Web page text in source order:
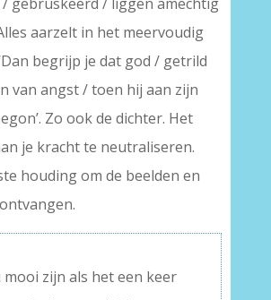
aarzelt in het meervoudig
begrijp je dat god / getrild
van angst / toen hij aan zijn
Zo ook de dichter. Het
je kracht te neutraliseren.
houding om de beelden en
mooi zijn als het een keer